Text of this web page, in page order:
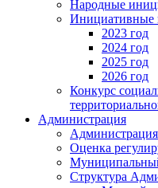
Народные
Инициативные
2023 год
2024 год
2025 год
2026 год
Конкурс
Администрация
Администрация
Оценка
Структура